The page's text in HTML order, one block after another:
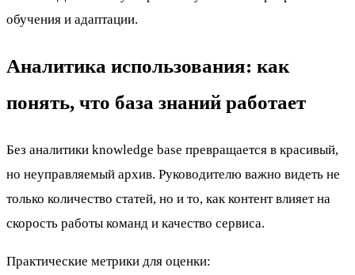
обучения и адаптации.
Аналитика использования: как
понять, что база знаний работает
Без аналитики knowledge base превращается в красивый,
но неуправляемый архив. Руководителю важно видеть не
только количество статей, но и то, как контент влияет на
скорость работы команд и качество сервиса.
Практические метрики для оценки: